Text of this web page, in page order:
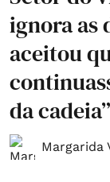
ignora as
aceitou
da cadeia”
Margarida